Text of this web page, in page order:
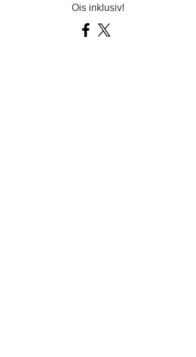
Ois inklusiv!